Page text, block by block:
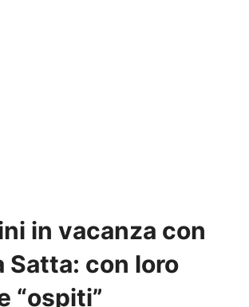
in vacanza con
Satta: con loro
“ospiti”